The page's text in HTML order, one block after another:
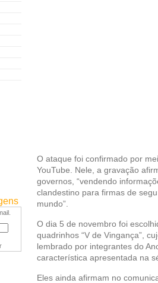
O ataque foi confirmado por
YouTube. Nele, a gravação
governos, “vendendo
clandestino para firmas de
mundo”.
O dia 5 de novembro foi
quadrinhos “V de Vingança”,
lembrado por integrantes do
característica apresentada na
Eles ainda afirmam no